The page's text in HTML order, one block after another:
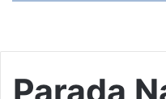
Parada